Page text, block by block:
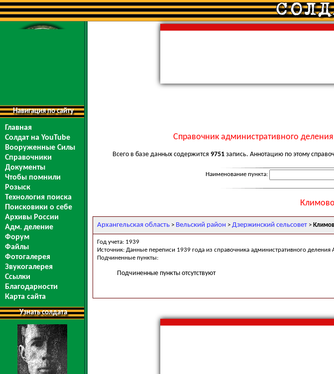
Навигация по сайту
Главная
Солдат на YouTube
Вооруженные Силы
Справочники
Документы
Чтобы помнили
Розыск
Технология поиска
Поисковики о себе
Архивы России
Адм. деление
Форум
Файлы
Фотогалерея
Звукогалерея
Ссылки
Благодарности
Карта сайта
Узнать солдата
Справочник административного
Всего в базе данных содержится 9751 запись. Аннотацию по этому
Наименование пункта:
Архангельская область > Вельский район > Дзержинский сельсовет >
Год учета: 1939
Источник: Данные переписи 1939 года из справочника административного деления
Подчиненные пункты:
Подчиненные пункты отсутствуют